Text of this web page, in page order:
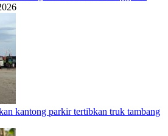
kantong parkir tertibkan truk tambang